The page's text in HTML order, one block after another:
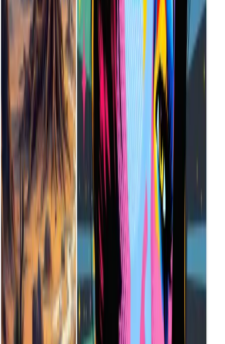
遊戲開發人員、教育工作者和說故事的人。無論您是在設計原
型、建立情境板或設計最終資產，Vheer 都能協助您立即進行